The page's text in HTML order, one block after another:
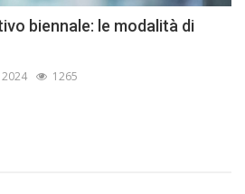
biennale: le modalità di
2024 1265